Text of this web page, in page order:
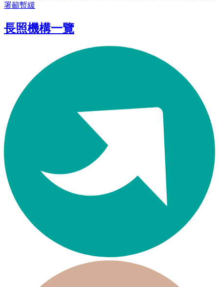
署籲暫緩
長照機構一覽